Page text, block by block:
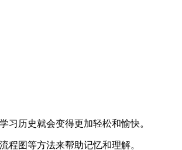
历史就会变得更加轻松和愉快。
程图等方法来帮助记忆和理解。